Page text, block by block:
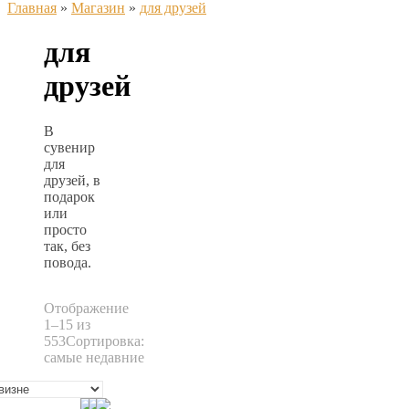
Главная » Магазин » для друзей
для
друзей
В
сувенир
для
друзей, в
подарок
или
просто
так, без
повода.
Отображение
1–15 из
553Сортировка:
самые недавние